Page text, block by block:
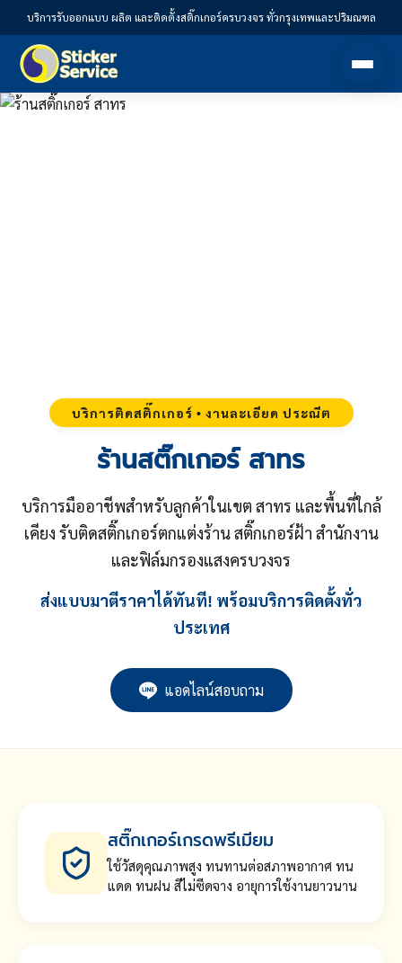
บริการรับออกแบบ ผลิต และติดตั้งสติ๊กเกอร์ครบวงจร ทั่วกรุงเทพและปริมณฑล
บริการติดสติ๊กเกอร์ • งานละเอียด ประณีต
ร้านสติ๊กเกอร์ สาทร
บริการมืออาชีพสำหรับลูกค้าในเขต สาทร และพื้นที่ใกล้
เคียง รับติดสติ๊กเกอร์ตกแต่งร้าน สติ๊กเกอร์ฝ้า สำนักงาน
และฟิล์มกรองแสงครบวงจร
ส่งแบบมาตีราคาได้ทันที! พร้อมบริการติดตั้งทั่ว
ประเทศ
แอดไลน์สอบถาม
สติ๊กเกอร์เกรดพรีเมียม
ใช้วัสดุคุณภาพสูง ทนทานต่อสภาพอากาศ ทน
แดด ทนฝน สีไม่ซีดจาง อายุการใช้งานยาวนาน